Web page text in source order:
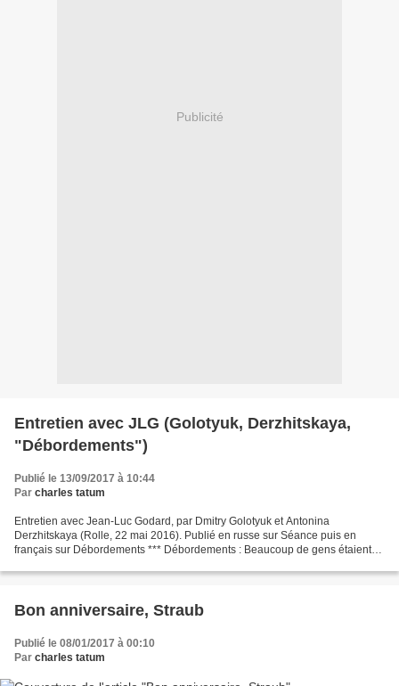
Publicité
Entretien avec JLG (Golotyuk, Derzhitskaya,
"Débordements")
Publié le 13/09/2017 à 10:44
Par charles tatum
Entretien avec Jean-Luc Godard, par Dmitry Golotyuk et Antonina
Derzhitskaya (Rolle, 22 mai 2016). Publié en russe sur Séance puis en
français sur Débordements *** Débordements : Beaucoup de gens étaient
Bon anniversaire, Straub
Publié le 08/01/2017 à 00:10
Par charles tatum